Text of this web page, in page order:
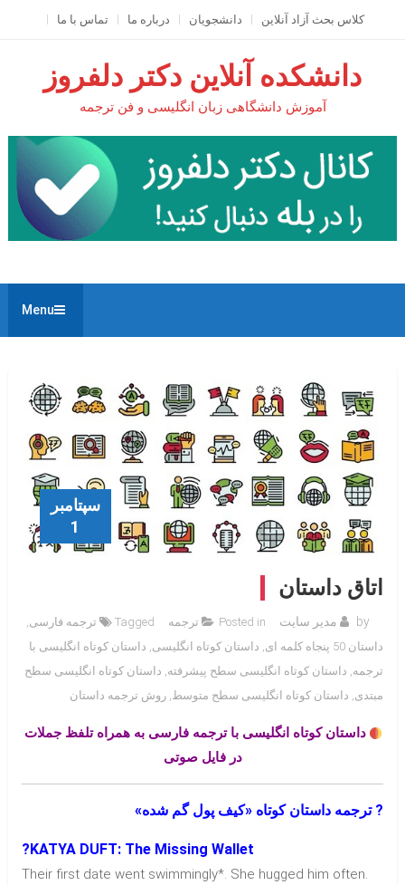
کلاس بحث آزاد آنلاين دانشجویان درباره ما تماس با ما
دانشکده آنلاین دکتر دلفروز
آموزش دانشگاهی زبان انگلیسی و فن ترجمه
Menu
سپتامبر
1
اتاق داستان
by مدیر سایت Posted in ترجمه Tagged ترجمه فارسی
داستان 50 پنجاه کلمه ای
داستان کوتاه انگلیسی داستان کوتاه انگلیسی با
ترجمه داستان کوتاه انگلیسی سطح پیشرفته داستان کوتاه انگلیسی سطح
مبتدی داستان کوتاه انگلیسی سطح متوسط روش ترجمه داستان
داستان کوتاه انگلیسی با ترجمه فارسی به همراه تلفظ جملات
در فایل صوتی
? ترجمه داستان کوتاه «کیف پول گم شده»
?KATYA DUFT: The Missing Wallet
Their first date went swimmingly*. She hugged him often.